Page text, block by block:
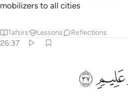
mobilizers to all cities
Tafsirs Lessons Reflections
26:37
ﳎﳏ